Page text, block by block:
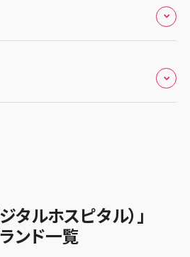
ル蒲生
ル新越谷
ル草加花栗
ル東川口
ルル松戸五香
屋金山
杷島
が丘
日井勝川
ンタウン茨木太田
オペラパーク
阪ロンモール布施
天神
下通
モバイル大分府内町
ー
修理
タルホスピタル）」
ンド一覧